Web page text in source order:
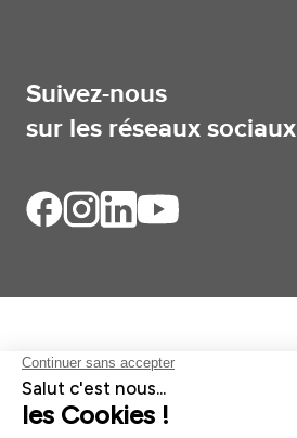
Suivez-nous
sur les réseaux sociaux
Aides et informations
Services